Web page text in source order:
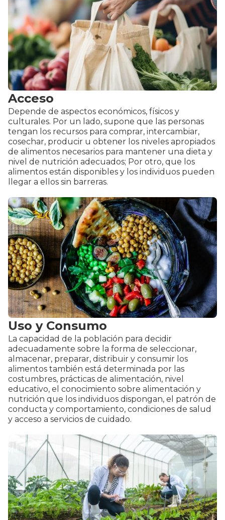
Acceso
Depende de aspectos económicos, físicos y
culturales. Por un lado, supone que las personas
tengan los recursos para comprar, intercambiar,
cosechar, producir u obtener los niveles apropiados
de alimentos necesarios para mantener una dieta y
nivel de nutrición adecuados; Por otro, que los
alimentos están disponibles y los individuos pueden
llegar a ellos sin barreras.
Uso y Consumo
La capacidad de la población para decidir
adecuadamente sobre la forma de seleccionar,
almacenar, preparar, distribuir y consumir los
alimentos también está determinada por las
costumbres, prácticas de alimentación, nivel
educativo, el conocimiento sobre alimentación y
nutrición que los individuos dispongan, el patrón de
conducta y comportamiento, condiciones de salud
y acceso a servicios de cuidado.